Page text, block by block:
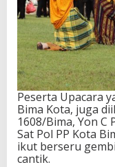
Peserta Upacara
Bima Kota, juga
1608/Bima, Yon
Sat Pol PP Kota
ikut berseru
cantik.